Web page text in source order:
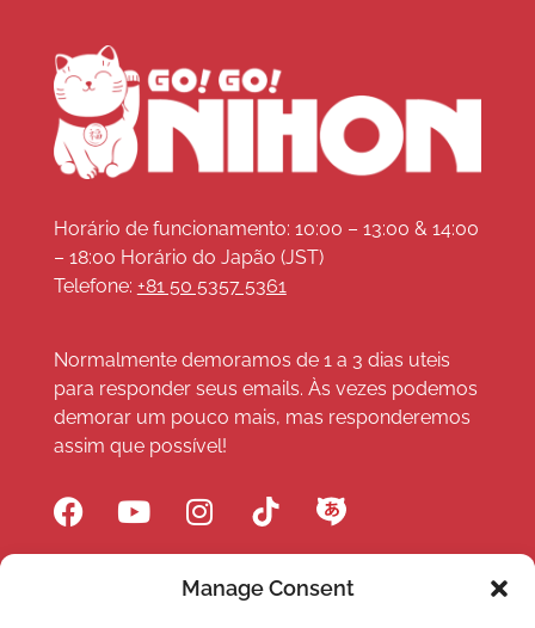
Manage Consent
Horário de funcionamento: 10:00 – 13:00 & 14:00
– 18:00 Horário do Japão (JST)
Telefone: +81 50 5357 5361
Normalmente demoramos de 1 a 3 dias uteis
para responder seus emails. Às vezes podemos
demorar um pouco mais, mas responderemos
assim que possível!